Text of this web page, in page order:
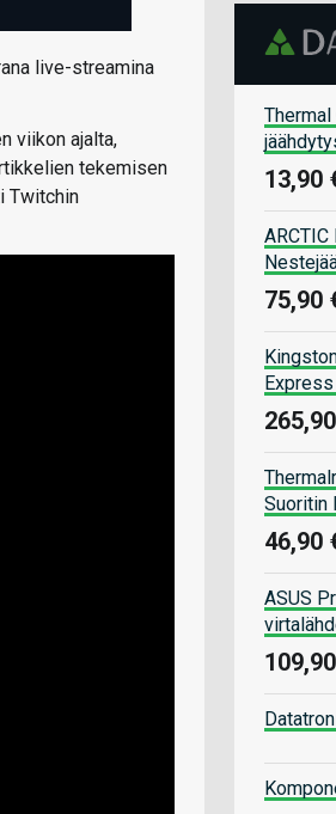
live-streamina
viikon ajalta,
tekemisen
Twitchin
13,90
75,90
Suoritin
46,90
ASUS